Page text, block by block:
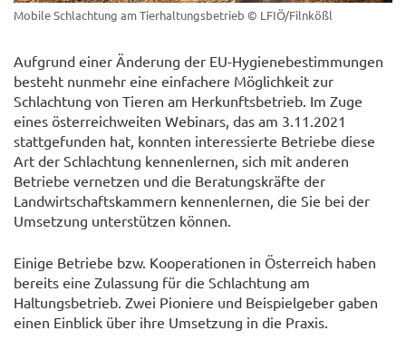
Mobile Schlachtung am Tierhaltungsbetrieb © LFIÖ/Filnkößl
Aufgrund einer Änderung der EU-Hygienebestimmungen
besteht nunmehr eine einfachere Möglichkeit zur
Schlachtung von Tieren am Herkunftsbetrieb. Im Zuge
eines österreichweiten Webinars, das am 3.11.2021
stattgefunden hat, konnten interessierte Betriebe diese
Art der Schlachtung kennenlernen, sich mit anderen
Betriebe vernetzen und die Beratungskräfte der
Landwirtschaftskammern kennenlernen, die Sie bei der
Umsetzung unterstützen können.
Einige Betriebe bzw. Kooperationen in Österreich haben
bereits eine Zulassung für die Schlachtung am
Haltungsbetrieb. Zwei Pioniere und Beispielgeber gaben
einen Einblick über ihre Umsetzung in die Praxis.